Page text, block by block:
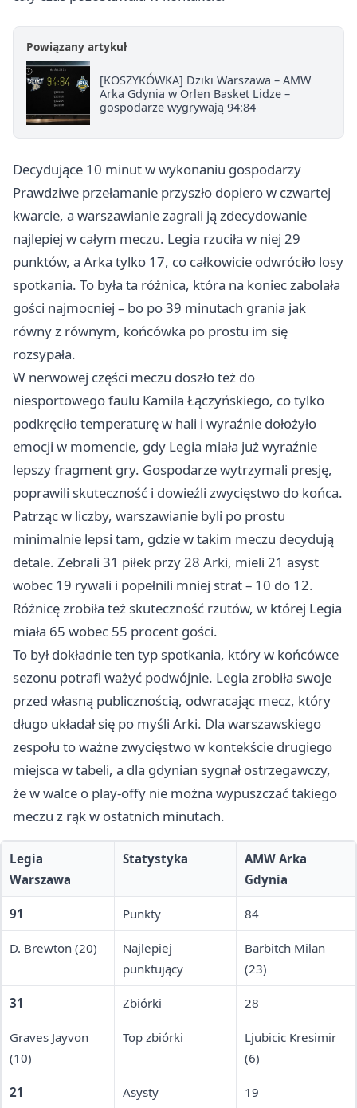
Powiązany artykuł
[KOSZYKÓWKA] Dziki Warszawa – AMW
Arka Gdynia w Orlen Basket Lidze –
gospodarze wygrywają 94:84
Decydujące 10 minut w wykonaniu gospodarzy
Prawdziwe przełamanie przyszło dopiero w czwartej
kwarcie, a warszawianie zagrali ją zdecydowanie
najlepiej w całym meczu. Legia rzuciła w niej 29
punktów, a Arka tylko 17, co całkowicie odwróciło losy
spotkania. To była ta różnica, która na koniec zabolała
gości najmocniej – bo po 39 minutach grania jak
równy z równym, końcówka po prostu im się
rozsypała.
W nerwowej części meczu doszło też do
niesportowego faulu Kamila Łączyńskiego, co tylko
podkręciło temperaturę w hali i wyraźnie dołożyło
emocji w momencie, gdy Legia miała już wyraźnie
lepszy fragment gry. Gospodarze wytrzymali presję,
poprawili skuteczność i dowieźli zwycięstwo do końca.
Patrząc w liczby, warszawianie byli po prostu
minimalnie lepsi tam, gdzie w takim meczu decydują
detale. Zebrali 31 piłek przy 28 Arki, mieli 21 asyst
wobec 19 rywali i popełnili mniej strat – 10 do 12.
Różnicę zrobiła też skuteczność rzutów, w której Legia
miała 65 wobec 55 procent gości.
To był dokładnie ten typ spotkania, który w końcówce
sezonu potrafi ważyć podwójnie. Legia zrobiła swoje
przed własną publicznością, odwracając mecz, który
długo układał się po myśli Arki. Dla warszawskiego
zespołu to ważne zwycięstwo w kontekście drugiego
miejsca w tabeli, a dla gdynian sygnał ostrzegawczy,
że w walce o play-offy nie można wypuszczać takiego
meczu z rąk w ostatnich minutach.
Legia
Warszawa
Statystyka
AMW Arka
Gdynia
91 Punkty 84
D. Brewton (20)
Najlepiej
punktujący
Barbitch Milan
(23)
31 Zbiórki 28
Graves Jayvon
(10)
Top zbiórki
Ljubicic Kresimir
(6)
21 Asysty 19